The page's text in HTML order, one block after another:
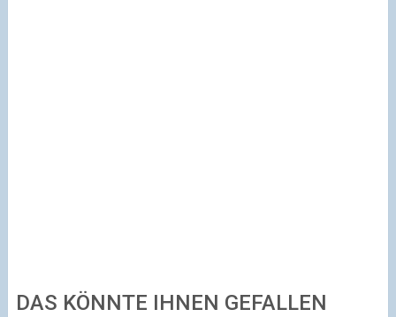
DAS KÖNNTE IHNEN GEFALLEN